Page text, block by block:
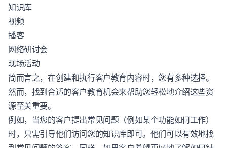
知识库
视频
播客
网络研讨会
现场活动
简而言之，在创建和执行客户教育内容时，您有多种选择。
然而，找到合适的客户教育机会来帮助您轻松地介绍这些资
源至关重要。
例如，当您的客户提出常见问题（例如某个功能如何工作）
时，只需引导他们访问您的知识库即可。他们可以有效地找